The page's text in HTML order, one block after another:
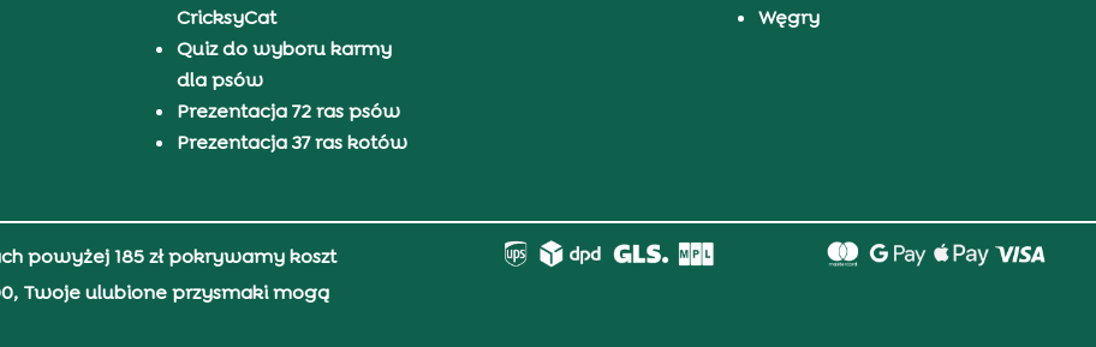
CricksyCat
Quiz do wyboru karmy
dla psów
Prezentacja 72 ras psów
Prezentacja 37 ras kotów
Węgry
powyżej 185 zł pokrywamy koszt
Twoje ulubione przysmaki mogą